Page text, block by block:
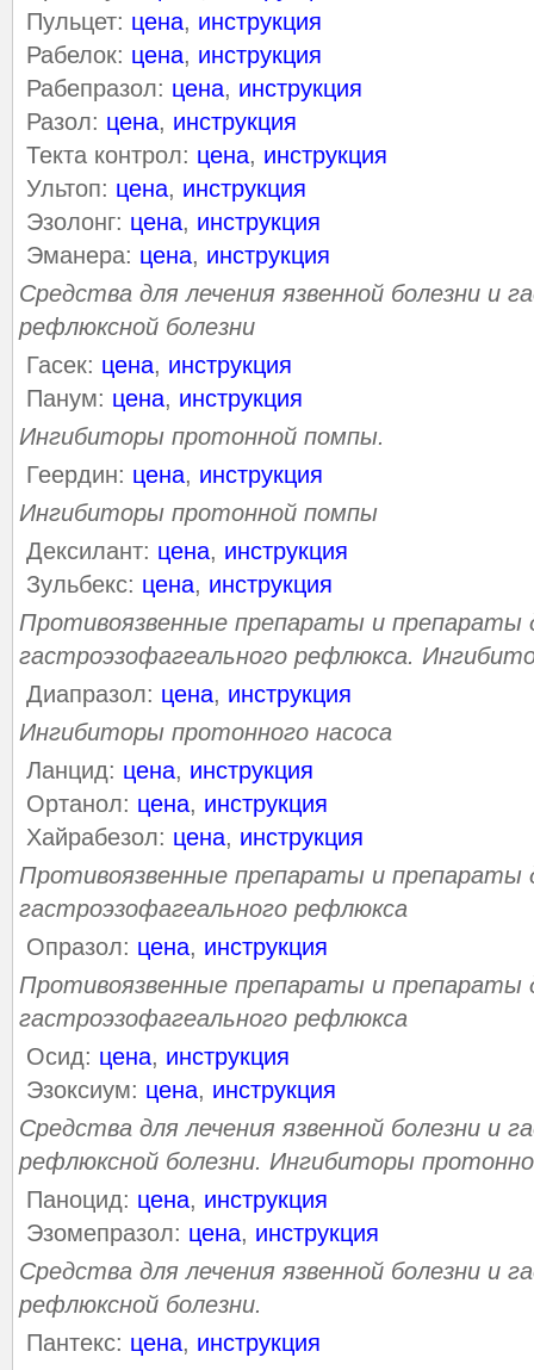
Пульцет: цена, инструкция
Рабелок: цена, инструкция
Рабепразол: цена, инструкция
Разол: цена, инструкция
Текта контрол: цена, инструкция
Ультоп: цена, инструкция
Эзолонг: цена, инструкция
Эманера: цена, инструкция
Средства для лечения язвенной болезни и
рефлюксной болезни
Гасек: цена, инструкция
Панум: цена, инструкция
Ингибиторы протонной помпы.
Геердин: цена, инструкция
Ингибиторы протонной помпы
Дексилант: цена, инструкция
Зульбекс: цена, инструкция
Противоязвенные препараты и препараты
гастроэзофагеального рефлюкса.
Диапразол: цена, инструкция
Ингибиторы протонного насоса
Ланцид: цена, инструкция
Ортанол: цена, инструкция
Хайрабезол: цена, инструкция
Противоязвенные препараты и препараты
гастроэзофагеального рефлюкса
Опразол: цена, инструкция
Противоязвенные препараты и препараты
гастроэзофагеального рефлюкса
Осид: цена, инструкция
Эзоксиум: цена, инструкция
Средства для лечения язвенной болезни и
рефлюксной болезни. Ингибиторы
Паноцид: цена, инструкция
Эзомепразол: цена, инструкция
Средства для лечения язвенной болезни и
рефлюксной болезни.
Пантекс: цена, инструкция